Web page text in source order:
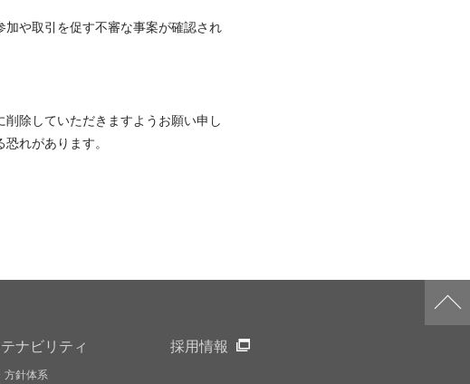
や取引を促す不審な事案が確認され
除していただきますようお願い申し
れがあります。
ナビリティ
方針体系
採用情報